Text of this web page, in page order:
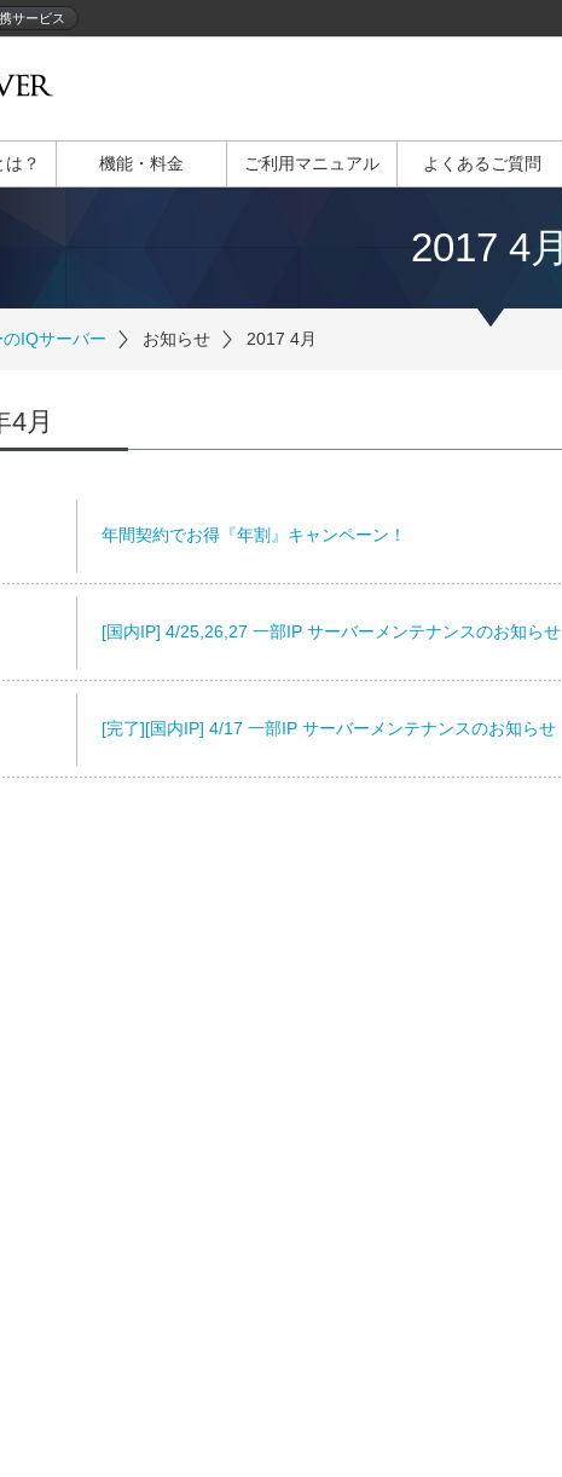
サービス
は？ 機能・料金 ご利用マニュアル よくあるご質問
2017 4月
IQサーバー お知らせ 2017 4月
4月
年間契約でお得『年割』キャンペーン！
[国内IP] 4/25,26,27 一部IP サーバーメンテナンスのお知らせ
[完了][国内IP] 4/17 一部IP サーバーメンテナンスのお知らせ